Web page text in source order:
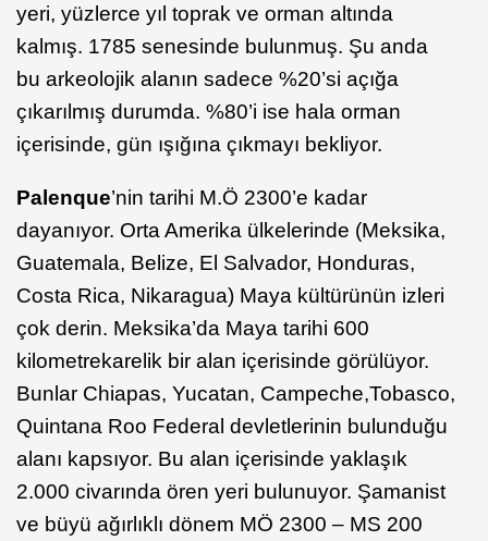
yeri, yüzlerce yıl toprak ve orman altında
kalmış. 1785 senesinde bulunmuş. Şu anda
bu arkeolojik alanın sadece %20’si açığa
çıkarılmış durumda. %80’i ise hala orman
içerisinde, gün ışığına çıkmayı bekliyor.
Palenque’nin tarihi M.Ö 2300’e kadar
dayanıyor. Orta Amerika ülkelerinde (Meksika,
Guatemala, Belize, El Salvador, Honduras,
Costa Rica, Nikaragua) Maya kültürünün izleri
çok derin. Meksika’da Maya tarihi 600
kilometrekarelik bir alan içerisinde görülüyor.
Bunlar Chiapas, Yucatan, Campeche,Tobasco,
Quintana Roo Federal devletlerinin bulunduğu
alanı kapsıyor. Bu alan içerisinde yaklaşık
2.000 civarında ören yeri bulunuyor. Şamanist
ve büyü ağırlıklı dönem MÖ 2300 – MS 200